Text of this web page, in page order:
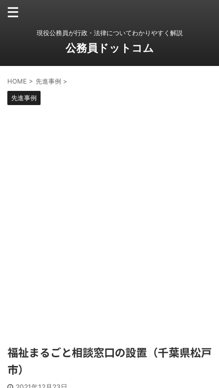
現役公務員が行政・法律についてわかりやすく解説
公務員ドットコム
HOME > 先進事例 >
先進事例
福祉まるごと相談窓口の設置（千葉県松戸
市）